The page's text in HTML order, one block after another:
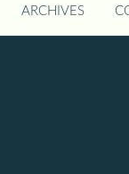
ARCHIVES